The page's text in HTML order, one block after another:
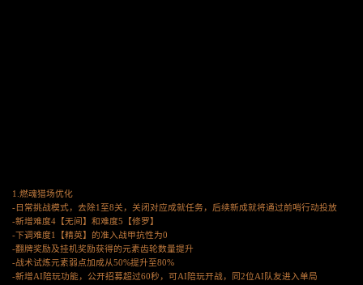
1.燃魂猎场优化
-日常挑战模式，去除1至8关，关闭对应成就任务，后续新成就将通过前哨行动投放
-新增难度4【无间】和难度5【修罗】
-下调难度1【精英】的准入战甲抗性为0
-翻牌奖励及挂机奖励获得的元素齿轮数量提升
-战术试炼元素弱点加成从50%提升至80%
-新增AI陪玩功能，公开招募超过60秒，可AI陪玩开战，同2位AI队友进入单局